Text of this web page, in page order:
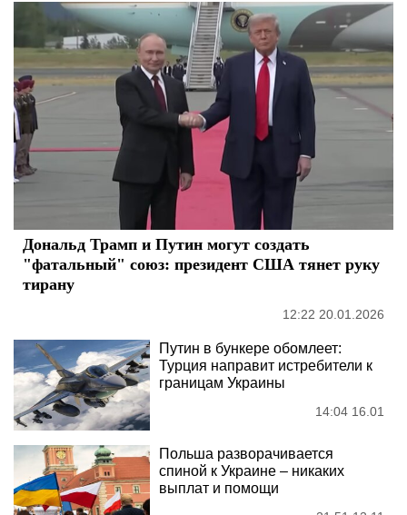
Дональд Трамп и Путин могут создать
"фатальный" союз: президент США тянет руку
тирану
12:22 20.01.2026
Путин в бункере обомлеет:
Турция направит истребители к
границам Украины
14:04 16.01
Польша разворачивается
спиной к Украине – никаких
выплат и помощи